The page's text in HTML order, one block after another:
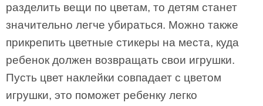
разделить вещи по цветам, то детям станет
значительно легче убираться. Можно также
прикрепить цветные стикеры на места, куда
ребенок должен возвращать свои игрушки.
Пусть цвет наклейки совпадает с цветом
игрушки, это поможет ребенку легко